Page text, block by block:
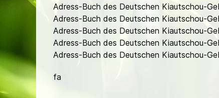
Adress-Buch des Deutschen Kiautschou-
Adress-Buch des Deutschen Kiautschou-
Adress-Buch des Deutschen Kiautschou-
Adress-Buch des Deutschen Kiautschou-
Adress-Buch des Deutschen Kiautschou-
fa